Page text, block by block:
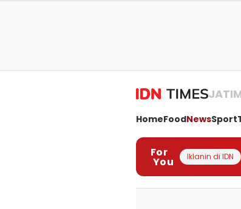
HomeFoodNewsSport
For
You Iklanin di IDN